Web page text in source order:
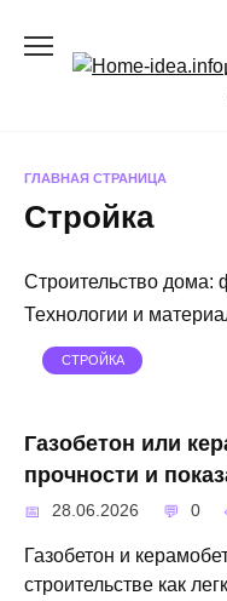
содержанию
ГЛАВНАЯ СТРАНИЦА
Стройка
Строительство дома:
Технологии и
СТРОЙКА
Газобетон или
прочности и
28.06.2026 0
Газобетон и
строительстве как